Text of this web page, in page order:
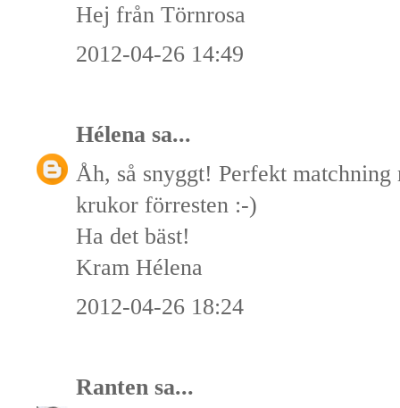
Hej från Törnrosa
2012-04-26 14:49
Hélena sa...
Åh, så snyggt! Perfekt matchning
krukor förresten :-)
Ha det bäst!
Kram Hélena
2012-04-26 18:24
Ranten sa...